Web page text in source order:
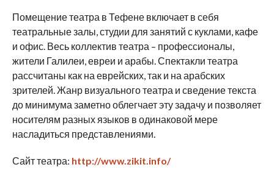
Помещение театра в Тефене включает в себя
театральные залы, студии для занятий с куклами, кафе
и офис. Весь коллектив театра – профессионалы,
жители Галилеи, евреи и арабы. Спектакли театра
рассчитаны как на еврейских, так и на арабских
зрителей. Жанр визуального театра и сведение текста
до минимума заметно облегчает эту задачу и позволяет
носителям разных языков в одинаковой мере
насладиться представлениями.
Сайт театра: http://www.zikit.info/